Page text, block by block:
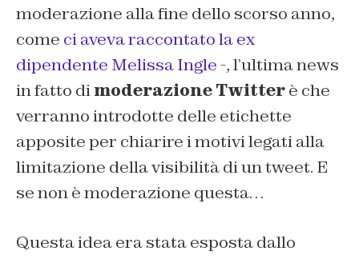
moderazione alla fine dello scorso anno,
come ci aveva raccontato la ex
dipendente Melissa Ingle-, l’ultima news
in fatto dimoderazione Twitterè che
verranno introdotte delle etichette
apposite per chiarire i motivi legati alla
limitazione della visibilità di un tweet. E
se non è moderazione questa…
Questa idea era stata esposta dallo